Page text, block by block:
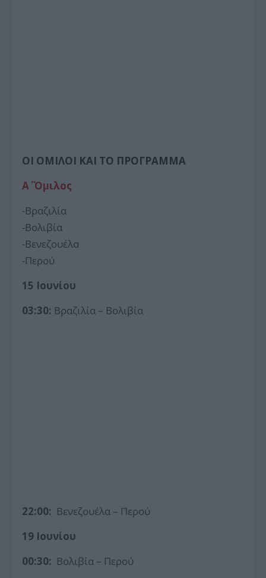
ΟΙ ΟΜΙΛΟΙ ΚΑΙ ΤΟ ΠΡΟΓΡΑΜΜΑ
Α΄ Όμιλος
-Βραζιλία
-Βολιβία
-Βενεζουέλα
-Περού
15 Ιουνίου
03:30: Βραζιλία – Βολιβία
22:00: Βενεζουέλα – Περού
19 Ιουνίου
00:30: Βολιβία – Περού